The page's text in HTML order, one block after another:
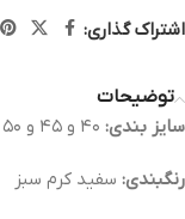
اشتراک گذاری:
توضیحات
سايز بندی:
رنگبندی: سفيد كرم سبز